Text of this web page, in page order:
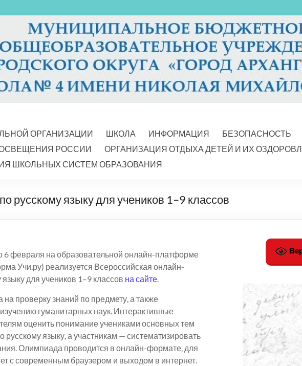
ОРГАНИЗАЦИИ ШКОЛА ИНФОРМАЦИЯ БЕЗОПАСНОСТЬ
РОССИИ ОРГАНИЗАЦИЯ ОТДЫХА ДЕТЕЙ И ИХ
ШКОЛЬНЫХ СИСТЕМ ОБРАЗОВАНИЯ
русскому языку для учеников 1–9 классов
6 февраля на образовательной онлайн-платформе
Учи.ру) реализуется Всероссийская онлайн-
для учеников 1–9 классов на сайте
проверку знаний по предмету, а также
гуманитарных наук. Интерактивные
оценить понимание учениками основных тем
языку, а участникам — систематизировать
Олимпиада проводится в онлайн-формате, для
с современным браузером и выходом в интернет.